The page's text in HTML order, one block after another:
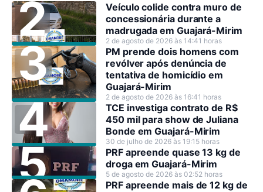
Veículo colide contra muro de
concessionária durante a
madrugada em Guajará-Mirim
2 de agosto de 2026 às 14:41 horas
PM prende dois homens com
revólver após denúncia de
tentativa de homicídio em
Guajará-Mirim
2 de agosto de 2026 às 16:41 horas
TCE investiga contrato de R$
450 mil para show de Juliana
Bonde em Guajará-Mirim
30 de julho de 2026 às 19:15 horas
PRF apreende quase 13 kg de
droga em Guajará-Mirim
5 de agosto de 2026 às 02:52 horas
PRF apreende mais de 12 kg de